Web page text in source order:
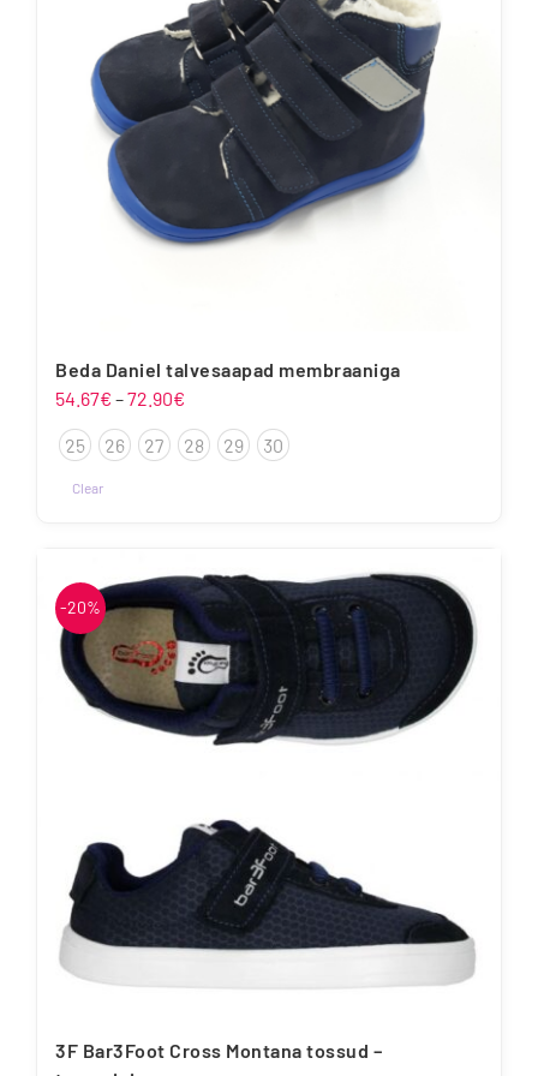
Beda Daniel talvesaapad membraaniga
54.67€ –72.90€
54.67€
kuni
25 26 27 28 29 30
Clear
mitu
varianti.
Valikuid
saab
-20%
3F Bar3Foot Cross Montana tossud –